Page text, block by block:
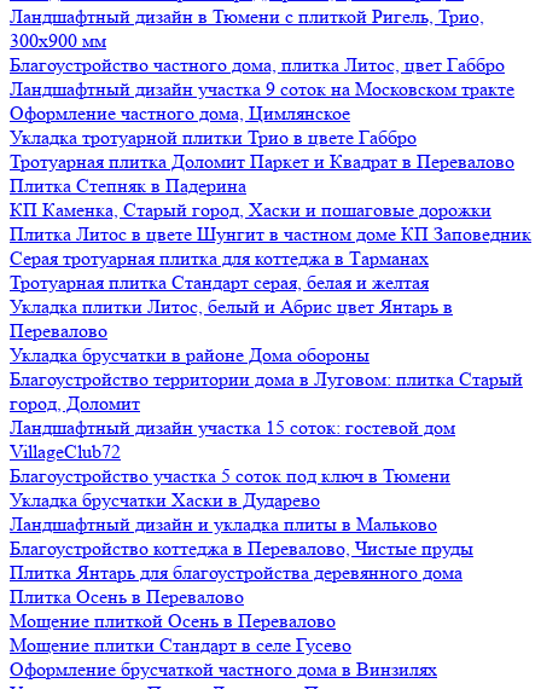
Ландшафтный дизайн в Тюмени с плиткой Ригель, Трио,
300х900 мм
Благоустройство частного дома, плитка Литос, цвет Габбро
Ландшафтный дизайн участка 9 соток на Московском тракте
Оформление частного дома, Цимлянское
Укладка тротуарной плитки Трио в цвете Габбро
Тротуарная плитка Доломит Паркет и Квадрат в Перевалово
Плитка Степняк в Падерина
КП Каменка, Старый город, Хаски и пошаговые дорожки
Плитка Литос в цвете Шунгит в частном доме КП Заповедник
Серая тротуарная плитка для коттеджа в Тарманах
Тротуарная плитка Стандарт серая, белая и желтая
Укладка плитки Литос, белый и Абрис цвет Янтарь в
Перевалово
Укладка брусчатки в районе Дома обороны
Благоустройство территории дома в Луговом: плитка Старый
город, Доломит
Ландшафтный дизайн участка 15 соток: гостевой дом
VillageClub72
Благоустройство участка 5 соток под ключ в Тюмени
Укладка брусчатки Хаски в Дударево
Ландшафтный дизайн и укладка плиты в Мальково
Благоустройство коттеджа в Перевалово, Чистые пруды
Плитка Янтарь для благоустройства деревянного дома
Плитка Осень в Перевалово
Мощение плиткой Осень в Перевалово
Мощение плитки Стандарт в селе Гусево
Оформление брусчаткой частного дома в Винзилях